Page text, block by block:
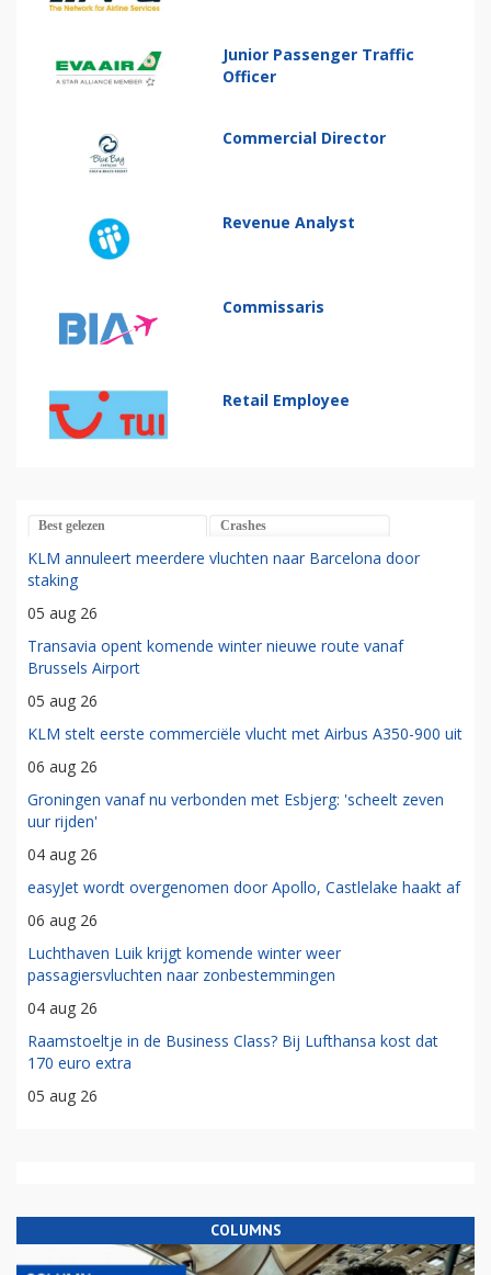
Junior Passenger Traffic
Officer
Commercial Director
Revenue Analyst
Commissaris
Retail Employee
Best gelezen Crashes
KLM annuleert meerdere vluchten naar Barcelona door
staking
05 aug 26
Transavia opent komende winter nieuwe route vanaf
Brussels Airport
05 aug 26
KLM stelt eerste commerciële vlucht met Airbus A350-900 uit
06 aug 26
Groningen vanaf nu verbonden met Esbjerg: 'scheelt zeven
uur rijden'
04 aug 26
easyJet wordt overgenomen door Apollo, Castlelake haakt af
06 aug 26
Luchthaven Luik krijgt komende winter weer
passagiersvluchten naar zonbestemmingen
04 aug 26
Raamstoeltje in de Business Class? Bij Lufthansa kost dat
170 euro extra
05 aug 26
COLUMNS